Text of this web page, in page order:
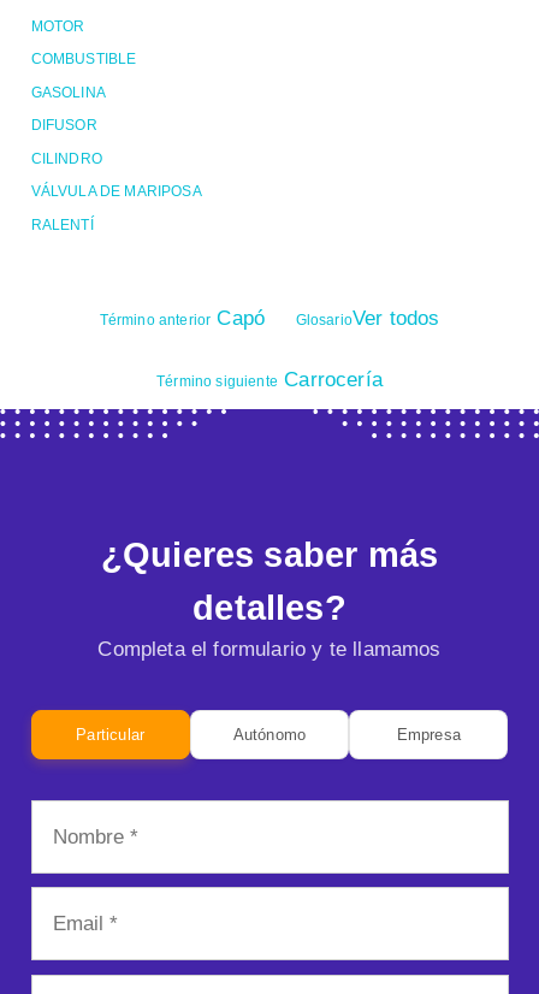
MOTOR
COMBUSTIBLE
GASOLINA
DIFUSOR
CILINDRO
VÁLVULA DE MARIPOSA
RALENTÍ
Término anterior Capó GlosarioVer todos
Término siguiente Carrocería
¿Quieres saber más
detalles?
Completa el formulario y te llamamos
Particular Autónomo Empresa